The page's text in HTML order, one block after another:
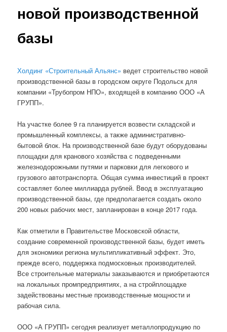
новой производственной
базы
Холдинг «Строительный Альянс» ведет строительство новой
производственной базы в городском округе Подольск для
компании «Трубопром НПО», входящей в компанию ООО «А
ГРУПП».
На участке более 9 га планируется возвести складской и
промышленный комплексы, а также административно-
бытовой блок. На производственной базе будут оборудованы
площадки для кранового хозяйства с подведенными
железнодорожными путями и парковки для легкового и
грузового автотранспорта. Общая сумма инвестиций в проект
составляет более миллиарда рублей. Ввод в эксплуатацию
производственной базы, где предполагается создать около
200 новых рабочих мест, запланирован в конце 2017 года.
Как отметили в Правительстве Московской области,
создание современной производственной базы, будет иметь
для экономики региона мультипликативный эффект. Это,
прежде всего, поддержка подмосковных производителей.
Все строительные материалы заказываются и приобретаются
на локальных промпредприятиях, а на стройплощадке
задействованы местные производственные мощности и
рабочая сила.
ООО «А ГРУПП» сегодня реализует металлопродукцию по